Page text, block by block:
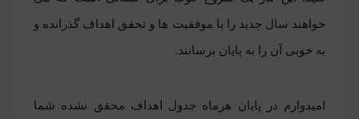
خواهند سال جدید را با موفقیت ها و تحقق اهداف گذرانده و
به خوبی آن را به پایان برسانند.
امیدوارم در پایان هرماه جدول اهداف محقق نشده شما